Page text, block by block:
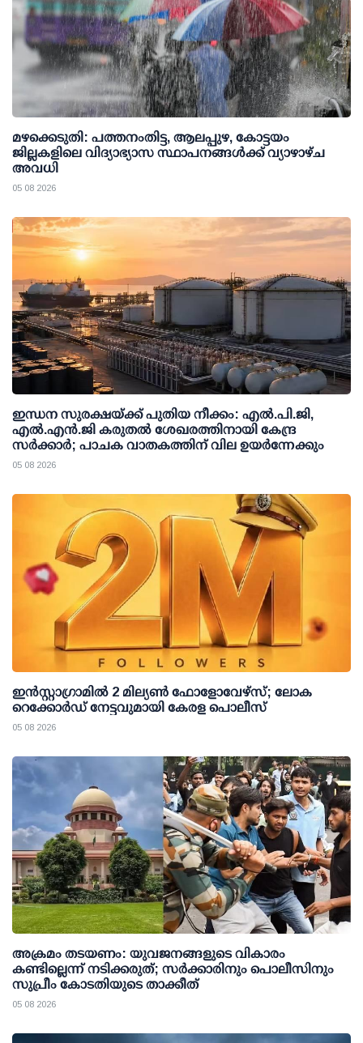
മഴക്കെടുതി: പത്തനംതിട്ട, ആലപ്പുഴ, കോട്ടയം
ജില്ലകളിലെ വിദ്യാഭ്യാസ സ്ഥാപനങ്ങള്‍ക്ക് വ്യാഴാഴ്ച
അവധി
05 08 2026
ഇന്ധന സുരക്ഷയ്ക്ക് പുതിയ നീക്കം: എല്‍.പി.ജി,
എല്‍.എന്‍.ജി കരുതല്‍ ശേഖരത്തിനായി കേന്ദ്ര
സര്‍ക്കാര്‍; പാചക വാതകത്തിന് വില ഉയര്‍ന്നേക്കും
05 08 2026
ഇന്‍സ്റ്റാഗ്രാമില്‍ 2 മില്യണ്‍ ഫോളോവേഴ്സ്; ലോക
റെക്കോര്‍ഡ് നേട്ടവുമായി കേരള പൊലീസ്
05 08 2026
അക്രമം തടയണം: യുവജനങ്ങളുടെ വികാരം
കണ്ടില്ലെന്ന് നടിക്കരുത്; സര്‍ക്കാരിനും പൊലീസിനും
സുപ്രീം കോടതിയുടെ താക്കീത്
05 08 2026